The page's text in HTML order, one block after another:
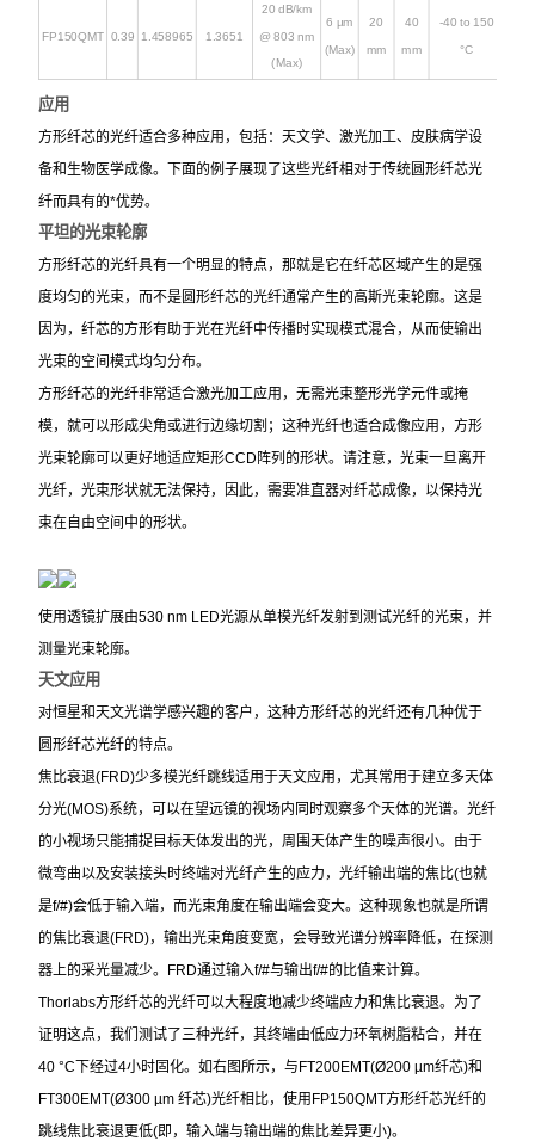
FP150QMT 0.39 1.458965 1.3651
20 dB/km
@ 803 nm
(Max)
6 µm
(Max)
20
mm
40
mm
-40 to 150
°C
应用
方形纤芯的光纤适合多种应用，包括：天文学、激光加工、皮肤病学设
备和生物医学成像。下面的例子展现了这些光纤相对于传统圆形纤芯光
纤而具有的*优势。
平坦的光束轮廓
方形纤芯的光纤具有一个明显的特点，那就是它在纤芯区域产生的是强
度均匀的光束，而不是圆形纤芯的光纤通常产生的高斯光束轮廓。这是
因为，纤芯的方形有助于光在光纤中传播时实现模式混合，从而使输出
光束的空间模式均匀分布。
方形纤芯的光纤非常适合激光加工应用，无需光束整形光学元件或掩
模，就可以形成尖角或进行边缘切割；这种光纤也适合成像应用，方形
光束轮廓可以更好地适应矩形CCD阵列的形状。请注意，光束一旦离开
光纤，光束形状就无法保持，因此，需要准直器对纤芯成像，以保持光
束在自由空间中的形状。
使用透镜扩展由530 nm LED光源从单模光纤发射到测试光纤的光束，并
测量光束轮廓。
天文应用
对恒星和天文光谱学感兴趣的客户，这种方形纤芯的光纤还有几种优于
圆形纤芯光纤的特点。
焦比衰退(FRD)少多模光纤跳线适用于天文应用，尤其常用于建立多天体
分光(MOS)系统，可以在望远镜的视场内同时观察多个天体的光谱。光纤
的小视场只能捕捉目标天体发出的光，周围天体产生的噪声很小。由于
微弯曲以及安装接头时终端对光纤产生的应力，光纤输出端的焦比(也就
是f/#)会低于输入端，而光束角度在输出端会变大。这种现象也就是所谓
的焦比衰退(FRD)，输出光束角度变宽，会导致光谱分辨率降低，在探测
器上的采光量减少。FRD通过输入f/#与输出f/#的比值来计算。
Thorlabs方形纤芯的光纤可以大程度地减少终端应力和焦比衰退。为了
证明这点，我们测试了三种光纤，其终端由低应力环氧树脂粘合，并在
40 °C下经过4小时固化。如右图所示，与FT200EMT(Ø200 µm纤芯)和
FT300EMT(Ø300 µm 纤芯)光纤相比，使用FP150QMT方形纤芯光纤的
跳线焦比衰退更低(即，输入端与输出端的焦比差异更小)。